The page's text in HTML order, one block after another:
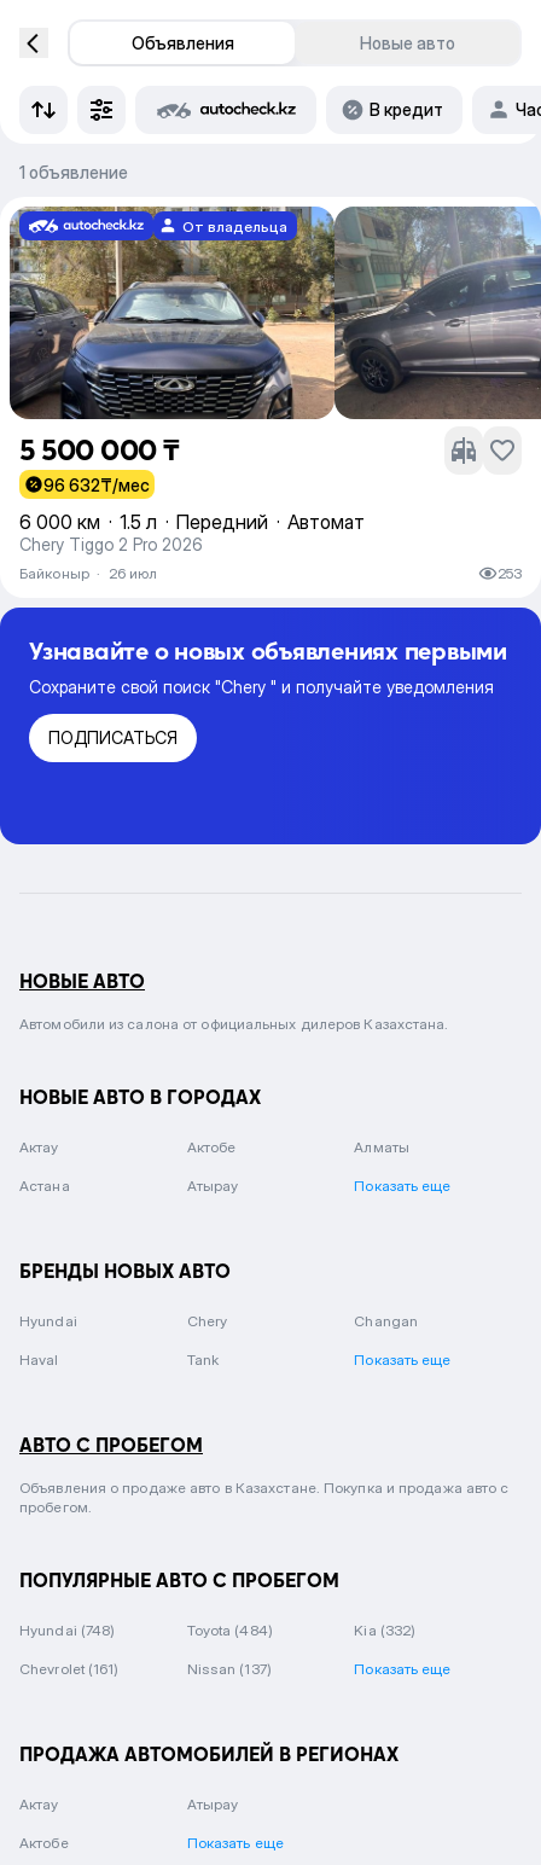
Объявления Новые авто
В кредит
1 объявление
От владельца
5 500 000 ₸
96 632₸/мес
6 000 км · 1.5 л · Передний · Автомат
Chery Tiggo 2 Pro 2026
Байконыр · 26 июл 253
Узнавайте о новых объявлениях первыми
Сохраните свой поиск "Chery " и получайте уведомления
ПОДПИСАТЬСЯ
НОВЫЕ АВТО
Автомобили из салона от официальных дилеров Казахстана.
НОВЫЕ АВТО В ГОРОДАХ
Актау Актобе Алматы
Астана Атырау Показать еще
БРЕНДЫ НОВЫХ АВТО
Hyundai Chery Changan
Haval Tank Показать еще
АВТО С ПРОБЕГОМ
Объявления о продаже авто в Казахстане. Покупка и продажа авто с
пробегом.
ПОПУЛЯРНЫЕ АВТО С ПРОБЕГОМ
Hyundai (748) Toyota (484) Kia (332)
Chevrolet (161) Nissan (137) Показать еще
ПРОДАЖА АВТОМОБИЛЕЙ В РЕГИОНАХ
Актау
Актобе
Атырау
Показать еще